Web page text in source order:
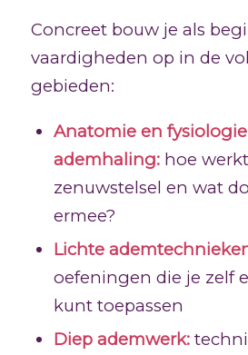
Concreet bouw je als
vaardigheden op in de
gebieden:
Anatomie en
ademhaling:hoe
zenuwstelsel en wat
ermee?
Lichte
oefeningen die je zelf
kunt toepassen
Diep ademwerk: